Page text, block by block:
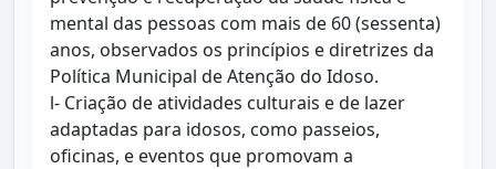
mental das pessoas com mais de 60 (sessenta)
anos, observados os princípios e diretrizes da
Política Municipal de Atenção do Idoso.
l- Criação de atividades culturais e de lazer
adaptadas para idosos, como passeios,
oficinas, e eventos que promovam a